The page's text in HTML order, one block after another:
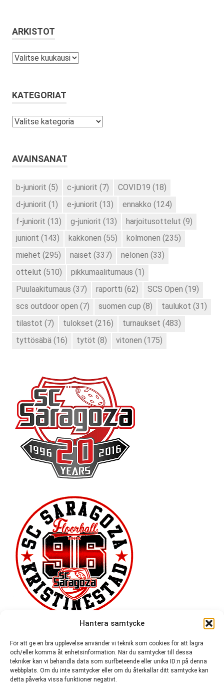
Hantera samtycke
För att ge en bra upplevelse använder vi teknik som cookies för att lagra
och/eller komma åt enhetsinformation. När du samtycker till dessa
tekniker kan vi behandla data som surfbeteende eller unika ID:n på denna
webbplats. Om du inte samtycker eller om du återkallar ditt samtycke kan
detta påverka vissa funktioner negativt.
ARKISTOT
Arkistot
KATEGORIAT
Kategoriat
AVAINSANAT
b-juniorit (5) c-juniorit (7) COVID19 (18)
d-juniorit (1) e-juniorit (13) ennakko (124)
f-juniorit (13) g-juniorit (13) harjoitusottelut (9)
juniorit (143) kakkonen (55) kolmonen (235)
miehet (295) naiset (337) nelonen (33)
ottelut (510) pikkumaaliturnaus (1)
Puulaakiturnaus (37) raportti (62) SCS Open (19)
scs outdoor open (7) suomen cup (8) taulukot (31)
tilastot (7) tulokset (216) turnaukset (483)
tyttösäbä (16) tytöt (8) vitonen (175)